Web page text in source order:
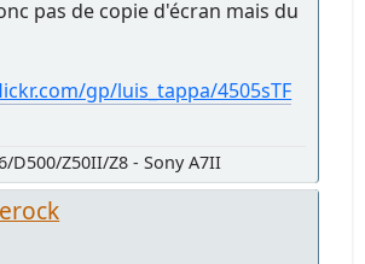
pas de copie d'écran mais du
gp/luis_tappa/4505sTF
D500/Z50II/Z8 - Sony A7II